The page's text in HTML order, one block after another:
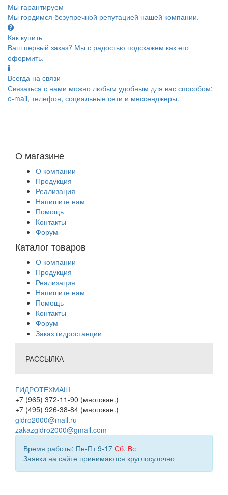
Мы гарантируем
Мы гордимся безупречной репутацией нашей компании.
Как купить
Ваш первый заказ? Мы с радостью подскажем как его
оформить.
Всегда на связи
Связаться с нами можно любым удобным для вас способом:
e-mail, телефон, социальные сети и мессенджеры.
О магазине
О компании
Продукция
Реализация
Напишите нам
Помощь
Контакты
Форум
Каталог товаров
О компании
Продукция
Реализация
Напишите нам
Помощь
Контакты
Форум
Заказ гидростанции
РАССЫЛКА
ГИДРОТЕХМАШ
+7 (965) 372-11-90 (многокан.)
+7 (495) 926-38-84 (многокан.)
gidro2000@mail.ru
zakazgidro2000@gmail.com
Время работы: Пн-Пт 9-17 Сб, Вс
Заявки на сайте принимаются круглосуточно